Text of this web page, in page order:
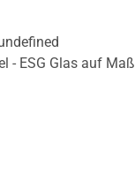
- ESG Glas auf Maß